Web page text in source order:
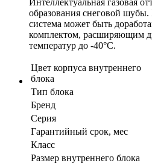
Интеллектуальная газовая
образования снеговой шубы.
система может быть
комплектом, расширяющим
температур до -40°С.
Цвет корпуса внутреннего
блока
Тип блока
Бренд
Серия
Гарантийный срок, мес
Класс
Размер внутреннего блока